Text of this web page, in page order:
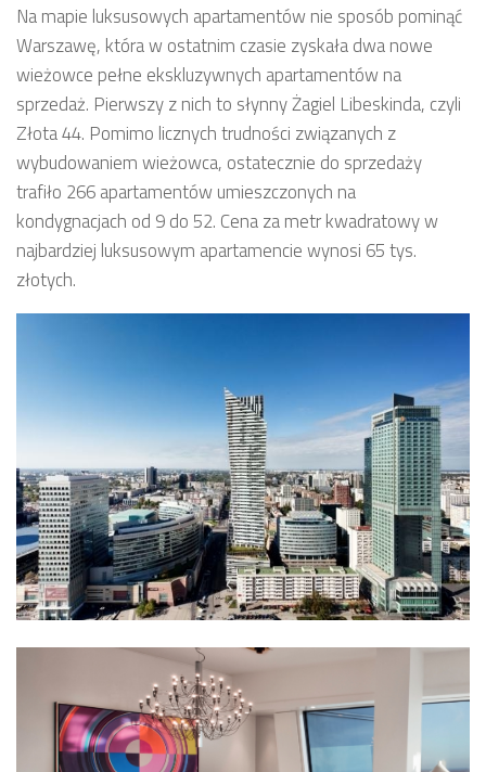
Na mapie luksusowych apartamentów nie sposób pominąć
Warszawę, która w ostatnim czasie zyskała dwa nowe
wieżowce pełne ekskluzywnych apartamentów na
sprzedaż. Pierwszy z nich to słynny Żagiel Libeskinda, czyli
Złota 44. Pomimo licznych trudności związanych z
wybudowaniem wieżowca, ostatecznie do sprzedaży
trafiło 266 apartamentów umieszczonych na
kondygnacjach od 9 do 52. Cena za metr kwadratowy w
najbardziej luksusowym apartamencie wynosi 65 tys.
złotych.